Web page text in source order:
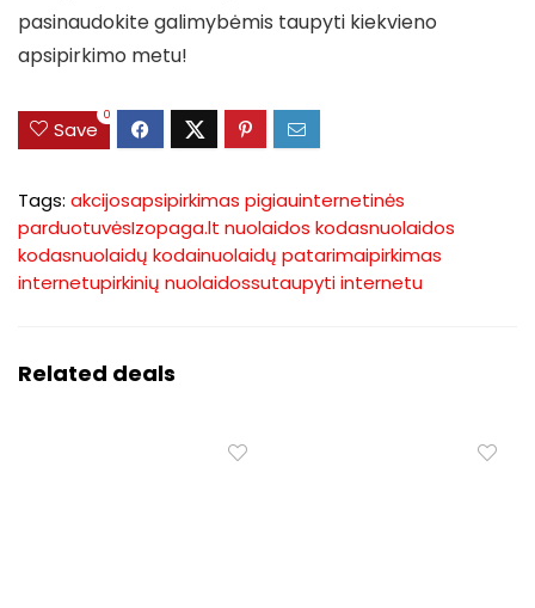
pasinaudokite galimybėmis taupyti kiekvieno
apsipirkimo metu!
Save
0
Tags: akcijosapsipirkimas pigiauinternetinės
parduotuvėsIzopaga.lt nuolaidos kodasnuolaidos
kodasnuolaidų kodainuolaidų patarimaipirkimas
internetupirkinių nuolaidossutaupyti internetu
Related deals